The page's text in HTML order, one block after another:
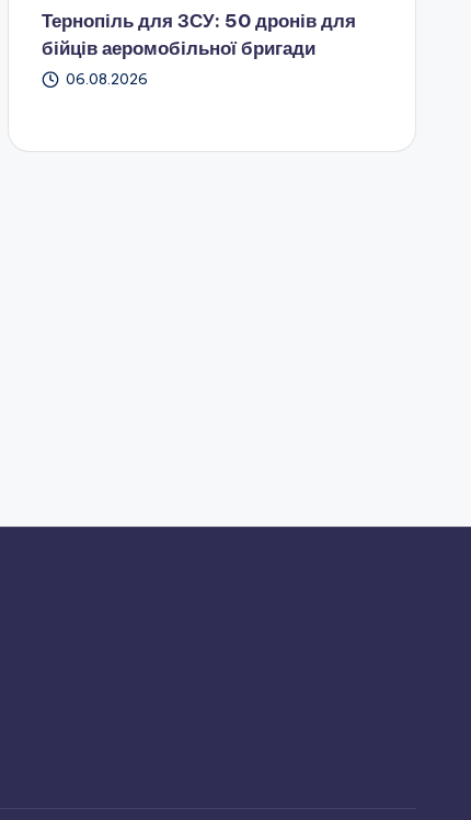
Тернопіль для ЗСУ: 50 дронів для
бійців аеромобільної бригади
06.08.2026